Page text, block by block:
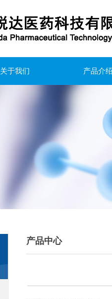
关于我们 产品介
产品中心